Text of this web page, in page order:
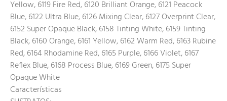
Yellow, 6119 Fire Red, 6120 Brilliant Orange, 6121 Peacock
Blue, 6122 Ultra Blue, 6126 Mixing Clear, 6127 Overprint Clear,
6152 Super Opaque Black, 6158 Tinting White, 6159 Tinting
Black, 6160 Orange, 6161 Yellow, 6162 Warm Red, 6163 Rubine
Red, 6164 Rhodamine Red, 6165 Purple, 6166 Violet, 6167
Reflex Blue, 6168 Process Blue, 6169 Green, 6175 Super
Opaque White
Características